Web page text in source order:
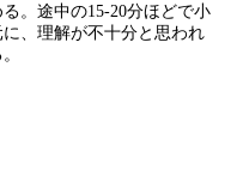
。途中の15-20分ほどで小
、理解が不十分と思われ